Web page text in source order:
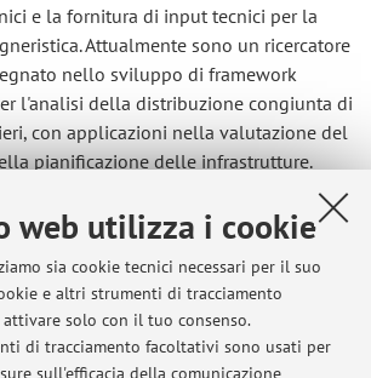
web utilizza i cookie
sia cookie tecnici necessari per il suo
e altri strumenti di tracciamento
solo con il tuo consenso.
di tracciamento facoltativi sono usati per
sull'efficacia della comunicazione
e la fornitura di input tecnici per la
Attualmente sono un ricercatore
nello sviluppo di framework
l'analisi della distribuzione congiunta di
con applicazioni nella valutazione del
pianificazione delle infrastrutture.